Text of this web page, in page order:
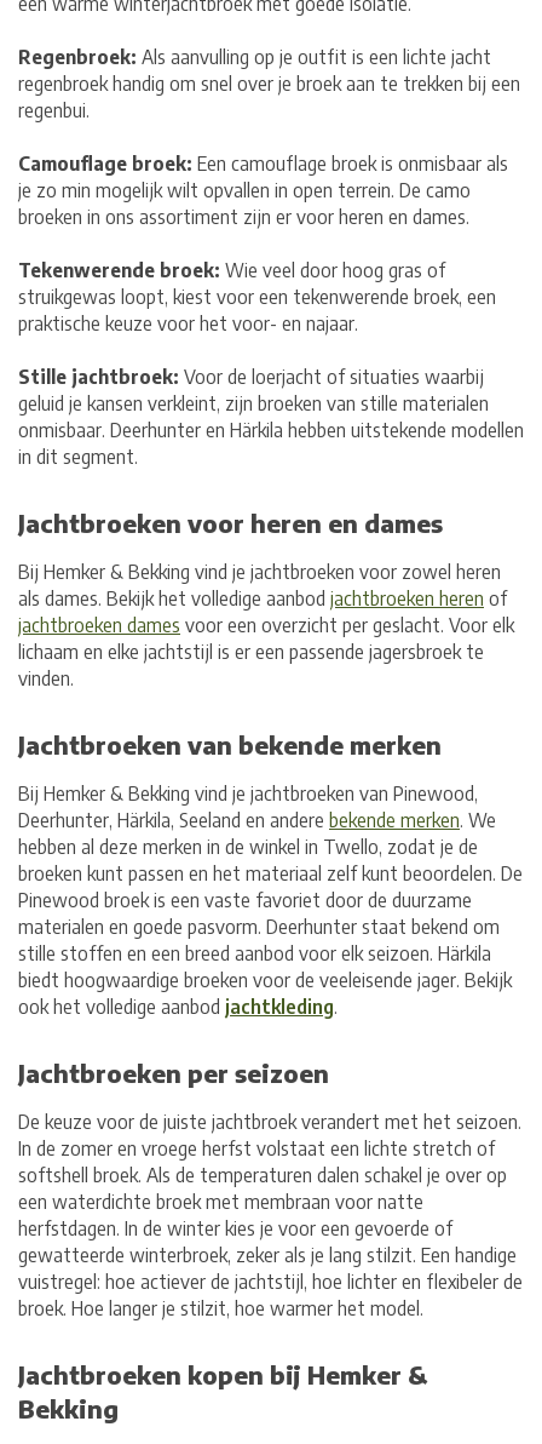
Regenbroek: Als aanvulling op je outfit is een lichte jacht
regenbroek handig om snel over je broek aan te trekken bij een
regenbui.
Camouflage broek: Een camouflage broek is onmisbaar als
je zo min mogelijk wilt opvallen in open terrein. De camo
broeken in ons assortiment zijn er voor heren en dames.
Tekenwerende broek: Wie veel door hoog gras of
struikgewas loopt, kiest voor een tekenwerende broek, een
praktische keuze voor het voor- en najaar.
Stille jachtbroek: Voor de loerjacht of situaties waarbij
geluid je kansen verkleint, zijn broeken van stille materialen
onmisbaar. Deerhunter en Härkila hebben uitstekende modellen
in dit segment.
Jachtbroeken voor heren en dames
Bij Hemker & Bekking vind je jachtbroeken voor zowel heren
als dames. Bekijk het volledige aanbod jachtbroeken heren of
jachtbroeken dames voor een overzicht per geslacht. Voor elk
lichaam en elke jachtstijl is er een passende jagersbroek te
vinden.
Jachtbroeken van bekende merken
Bij Hemker & Bekking vind je jachtbroeken van Pinewood,
Deerhunter, Härkila, Seeland en andere bekende merken. We
hebben al deze merken in de winkel in Twello, zodat je de
broeken kunt passen en het materiaal zelf kunt beoordelen. De
Pinewood broek is een vaste favoriet door de duurzame
materialen en goede pasvorm. Deerhunter staat bekend om
stille stoffen en een breed aanbod voor elk seizoen. Härkila
biedt hoogwaardige broeken voor de veeleisende jager. Bekijk
ook het volledige aanbod jachtkleding.
Jachtbroeken per seizoen
De keuze voor de juiste jachtbroek verandert met het seizoen.
In de zomer en vroege herfst volstaat een lichte stretch of
softshell broek. Als de temperaturen dalen schakel je over op
een waterdichte broek met membraan voor natte
herfstdagen. In de winter kies je voor een gevoerde of
gewatteerde winterbroek, zeker als je lang stilzit. Een handige
vuistregel: hoe actiever de jachtstijl, hoe lichter en flexibeler de
broek. Hoe langer je stilzit, hoe warmer het model.
Jachtbroeken kopen bij Hemker &
Bekking